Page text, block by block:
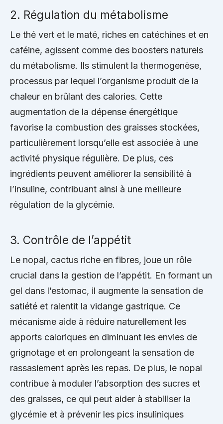
2. Régulation du métabolisme
Le thé vert et le maté, riches en catéchines et en
caféine, agissent comme des boosters naturels
du métabolisme. Ils stimulent la thermogenèse,
processus par lequel l’organisme produit de la
chaleur en brûlant des calories. Cette
augmentation de la dépense énergétique
favorise la combustion des graisses stockées,
particulièrement lorsqu’elle est associée à une
activité physique régulière. De plus, ces
ingrédients peuvent améliorer la sensibilité à
l’insuline, contribuant ainsi à une meilleure
régulation de la glycémie.
3. Contrôle de l’appétit
Le nopal, cactus riche en fibres, joue un rôle
crucial dans la gestion de l’appétit. En formant un
gel dans l’estomac, il augmente la sensation de
satiété et ralentit la vidange gastrique. Ce
mécanisme aide à réduire naturellement les
apports caloriques en diminuant les envies de
grignotage et en prolongeant la sensation de
rassasiement après les repas. De plus, le nopal
contribue à moduler l’absorption des sucres et
des graisses, ce qui peut aider à stabiliser la
glycémie et à prévenir les pics insuliniques